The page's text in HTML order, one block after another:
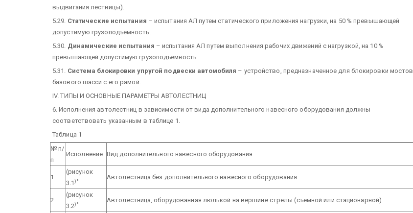
выдвигания лестницы).
5.29. Статические испытания – испытания АЛ путем статического приложения нагрузки, на 50 % превышающей
допустимую грузоподъемность.
5.30. Динамические испытания – испытания АЛ путем выполнения рабочих движений с нагрузкой, на 10 %
превышающей допустимую грузоподъемность.
5.31. Система блокировки упругой подвески автомобиля – устройство, предназначенное для блокировки мостов
базового шасси с его рамой.
IV. ТИПЫ И ОСНОВНЫЕ ПАРАМЕТРЫ АВТОЛЕСТНИЦ
6. Исполнения автолестниц в зависимости от вида дополнительного навесного оборудования должны
соответствовать указанным в таблице 1.
Таблица 1
№ п/
п
Исполнение Вид дополнительного навесного оборудования
1
(рисунок
3.1)*
Автолестница без дополнительного навесного оборудования
2
(рисунок
3.2)*
Автолестница, оборудованная люлькой на вершине стрелы (съемной или стационарной)